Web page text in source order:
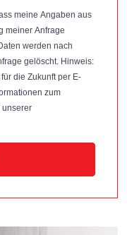
meine Angaben aus
meiner Anfrage
werden nach
Hinweis:
die Zukunft per E-
zum
unserer